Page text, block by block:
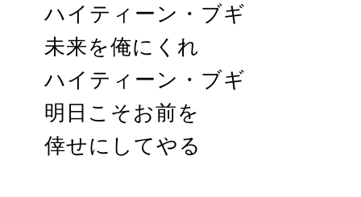
ハイティーン・ブギ
未来を俺にくれ
ハイティーン・ブギ
明日こそお前を
倖せにしてやる